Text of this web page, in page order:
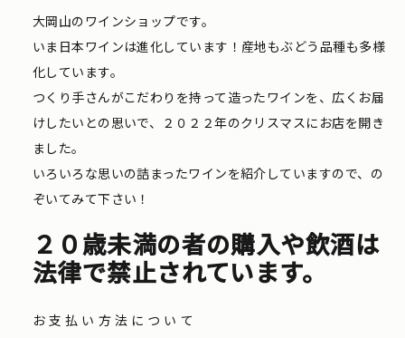
大岡山のワインショップです。
いま日本ワインは進化しています！産地もぶどう品種も多様
化しています。
つくり手さんがこだわりを持って造ったワインを、広くお届
けしたいとの思いで、２０２２年のクリスマスにお店を開き
ました。
いろいろな思いの詰まったワインを紹介していますので、の
ぞいてみて下さい！
２０歳未満の者の購入や飲酒は
法律で禁止されています。
お支払い方法について